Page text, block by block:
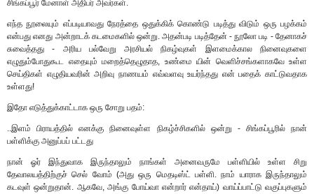
சிங்கப்பூர் மேனாள் அதிபர் அவர்கள்.
எந்த நூலையும் எப்படியாவது நேரத்தை ஒதுக்கிக் கொண்டு படித்து விடும் ஒரு பழக்கம்
என்பது எனது அன்றாடக் கடமைகளில் ஒன்று. அதன்படி படித்தேன் - நூலோ படி - தேனாகச்
சுவைத்தது - அரிய பல்வேறு அரசியல் நிகழ்வுகள் இளமைக்கால நினைவுகளை
எழுதும்போதுகூட எதையும் மறைத்தெழுதாத, உண்மை யின் வெளிச்சங்களாகவே உள்ள
செய்திகள் எழுதியவரின் அறிவு நாணயம் எவ்வளவு உயர்ந்தது என் பதைக் காட்டுவதாக
உள்ளது!
இதோ எடுத்துக்காட்டாக ஒரு சோறு பதம்:
..இளம் பிராயத்தில் எனக்கு நினைவுள்ள நிகழ்ச்சிகளில் ஒன்று - சிங்கப்பூரில் நான்
பள்ளிக்கு அனுப்பப் பட்டது
நான் ஓர் இந்துவாக இருந்தாலும் நாங்கள் அனைவருமே பள்ளியில் உள்ள சிறு
தேவாலயத்திற்குச் செல் வோம் (அது ஒரு மெதடிஸ்ட் பள்ளி. நாம் யாராக இருந்தாலும்
கடவுள் ஒன்றுதான். ஆகவே, அங்கு போய்வா என்றார் என்தாய்) வாய்ப்பாட்டு வகுப்புகளும்